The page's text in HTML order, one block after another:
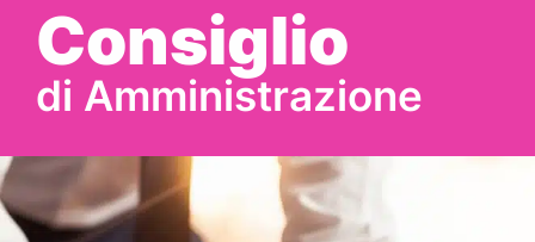
Consiglio
di Amministrazione